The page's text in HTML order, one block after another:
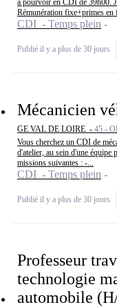
à pourvoir en CDI de 39h00.
Rémunération fixe+primes en
CDI - Temps plein
Publié il y a plus de 30 jours
Mécanicien
GE VAL DE LOIRE - 45 -
Vous cherchez un CDI de
d'atelier, au sein d'une équipe
missions suivantes : -...
CDI - Temps plein
Publié il y a plus de 30 jours
Professeur
technologie
automobile